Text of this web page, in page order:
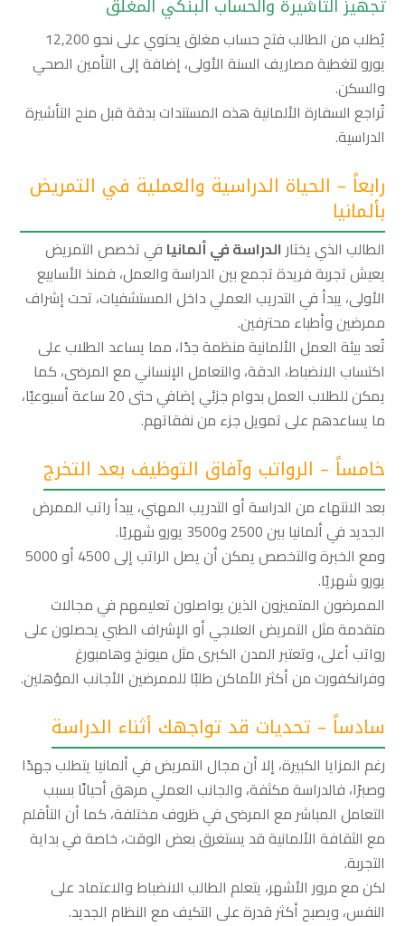
يُطلب من الطالب فتح حساب مغلق يحتوي على نحو 12,200
يورو لتغطية مصاريف السنة الأولى، إضافة إلى التأمين الصحي
والسكن.
تُراجع السفارة الألمانية هذه المستندات بدقة قبل منح التأشيرة
الدراسية.
رابعاً – الحياة الدراسية والعملية في التمريض
بألمانيا
الطالب الذي يختار الدراسة في ألمانيا في تخصص التمريض
يعيش تجربة فريدة تجمع بين الدراسة والعمل، فمنذ الأسابيع
الأولى، يبدأ في التدريب العملي داخل المستشفيات، تحت إشراف
ممرضين وأطباء محترفين.
تُعد بيئة العمل الألمانية منظمة جدًا، مما يساعد الطلاب على
اكتساب الانضباط، الدقة، والتعامل الإنساني مع المرضى، كما
يمكن للطلاب العمل بدوام جزئي إضافي حتى 20 ساعة أسبوعيًا،
ما يساعدهم على تمويل جزء من نفقاتهم.
خامساً – الرواتب وآفاق التوظيف بعد التخرج
بعد الانتهاء من الدراسة أو التدريب المهني، يبدأ راتب الممرض
الجديد في ألمانيا بين 2500 و3500 يورو شهريًا.
ومع الخبرة والتخصص يمكن أن يصل الراتب إلى 4500 أو 5000
يورو شهريًا.
الممرضون المتميزون الذين يواصلون تعليمهم في مجالات
متقدمة مثل التمريض العلاجي أو الإشراف الطبي يحصلون على
رواتب أعلى، وتعتبر المدن الكبرى مثل ميونخ وهامبورغ
وفرانكفورت من أكثر الأماكن طلبًا للممرضين الأجانب المؤهلين.
سادساً – تحديات قد تواجهك أثناء الدراسة
رغم المزايا الكبيرة، إلا أن مجال التمريض في ألمانيا يتطلب جهدًا
وصبرًا، فالدراسة مكثفة، والجانب العملي مرهق أحيانًا بسبب
التعامل المباشر مع المرضى في ظروف مختلفة، كما أن التأقلم
مع الثقافة الألمانية قد يستغرق بعض الوقت، خاصة في بداية
التجربة.
لكن مع مرور الأشهر، يتعلم الطالب الانضباط والاعتماد على
النفس، ويصبح أكثر قدرة على التكيف مع النظام الجديد.